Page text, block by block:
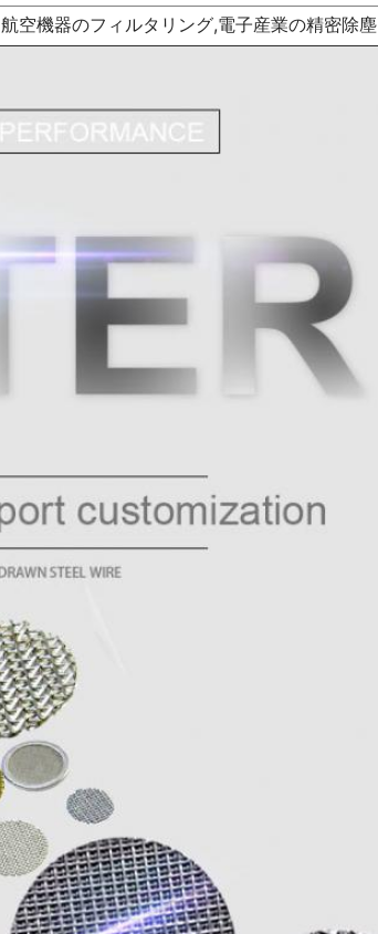
航空機器のフィルタリング,電子産業の精密除塵